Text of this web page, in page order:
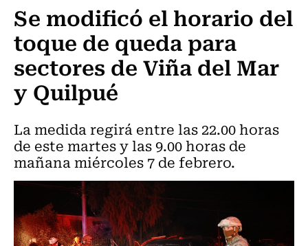
Se modificó el horario del
toque de queda para
sectores de Viña del Mar
y Quilpué
La medida regirá entre las 22.00 horas
de este martes y las 9.00 horas de
mañana miércoles 7 de febrero.